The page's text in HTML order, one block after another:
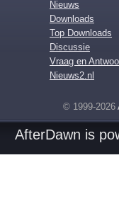
Nieuws
Downloads
Top Downloads
Discussie
Vraag en
Nieuws2.nl
© 1999-2026
AfterDawn is